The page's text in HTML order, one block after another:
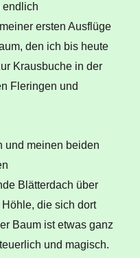
endlich
ersten Ausflüge
den ich bis heute
Krausbuche in der
Fleringen und
und meinen beiden
Blätterdach über
die sich dort
Baum ist etwas ganz
und magisch.